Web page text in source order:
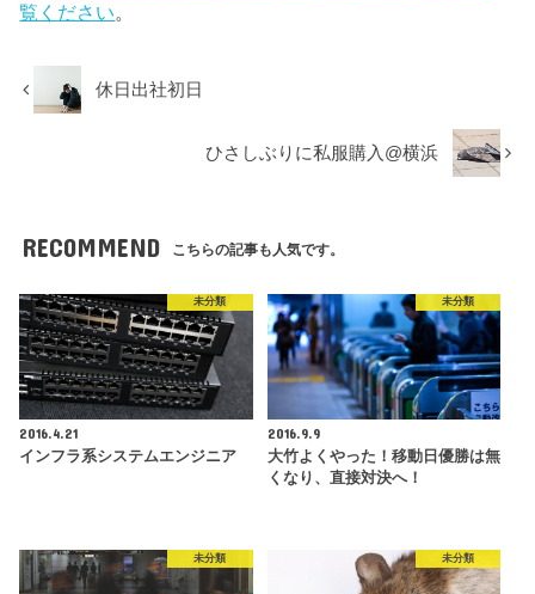
覧ください。
休日出社初日
ひさしぶりに私服購入@横浜
RECOMMEND こちらの記事も人気です。
未分類
2016.4.21
インフラ系システムエンジニア
未分類
2016.9.9
大竹よくやった！移動日優勝は無
くなり、直接対決へ！
未分類 未分類